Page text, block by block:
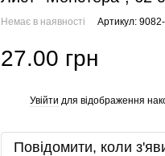
Немає в наявності Артикул:
27.00 грн
Увійти для відображення
Повідомити, коли